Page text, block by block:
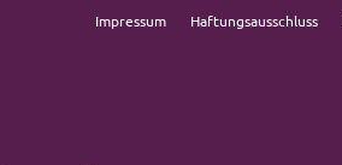
Impressum Haftungsausschluss